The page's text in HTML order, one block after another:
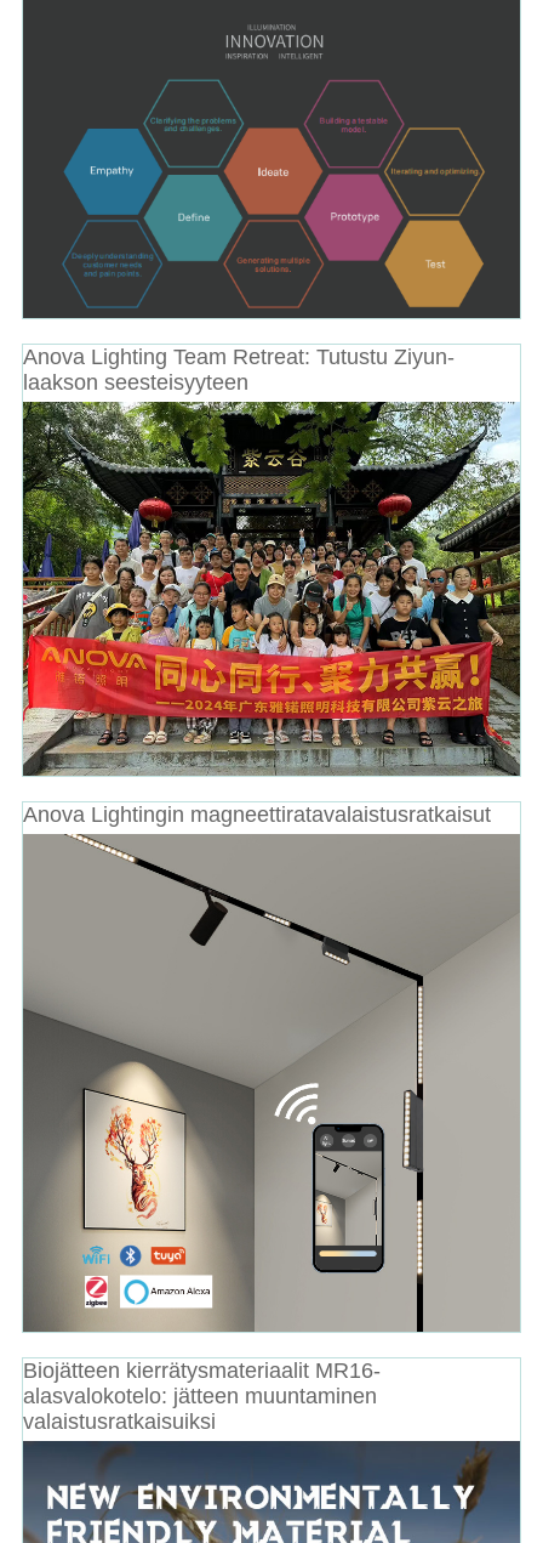
Anova Lighting Team Retreat: Tutustu Ziyun-
laakson seesteisyyteen
Anova Lightingin magneettiratavalaistusratkaisut
Biojätteen kierrätysmateriaalit MR16-
alasvalokotelo: jätteen muuntaminen
valaistusratkaisuiksi